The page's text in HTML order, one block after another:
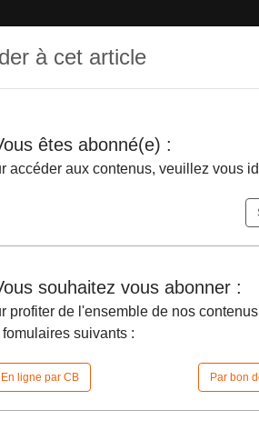
Dépêches Jurisprudences
aux fonctions de
d'une CAA-
à cet article
êtes abonné(e) :
accéder aux contenus, veuillez vous
souhaitez vous abonner :
profiter de l'ensemble de nos
suivants :
En ligne par CB Par bon